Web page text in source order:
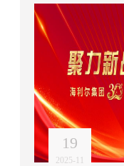
19
2025-11